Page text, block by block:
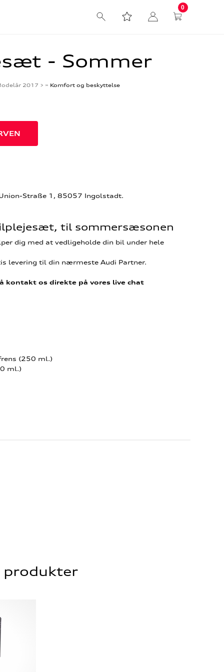
0
- Sommer
2017 > » Komfort og beskyttelse
Straße 1, 85057 Ingolstadt.
til sommersæsonen
dig med at vedligeholde din bil under hele
levering til din nærmeste Audi Partner.
kontakt os direkte på vores live chat
(250 ml.)
ml.)
produkter